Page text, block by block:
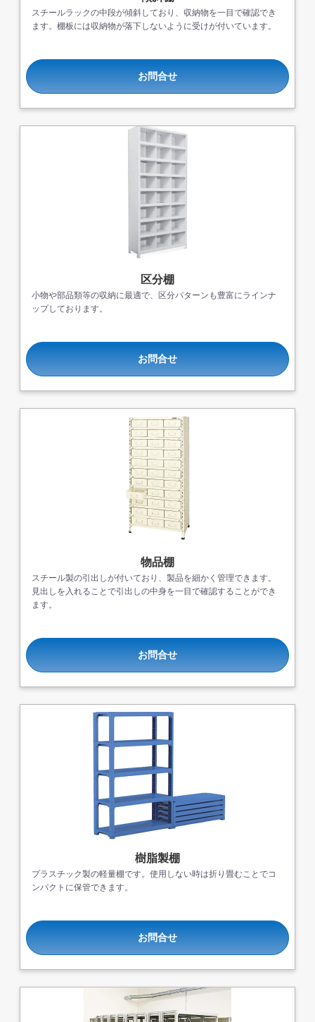
スチールラックの中段が傾斜しており、収納物を一目で確認でき
ます。棚板には収納物が落下しないように受けが付いています。
お問合せ
区分棚
小物や部品類等の収納に最適で、区分パターンも豊富にラインナ
ップしております。
お問合せ
物品棚
スチール製の引出しが付いており、製品を細かく管理できます。
見出しを入れることで引出しの中身を一目で確認することができ
ます。
お問合せ
樹脂製棚
プラスチック製の軽量棚です。使用しない時は折り畳むことでコ
ンパクトに保管できます。
お問合せ